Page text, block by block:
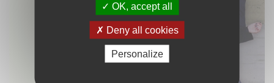
OK, accept all
Deny all cookies
Personalize